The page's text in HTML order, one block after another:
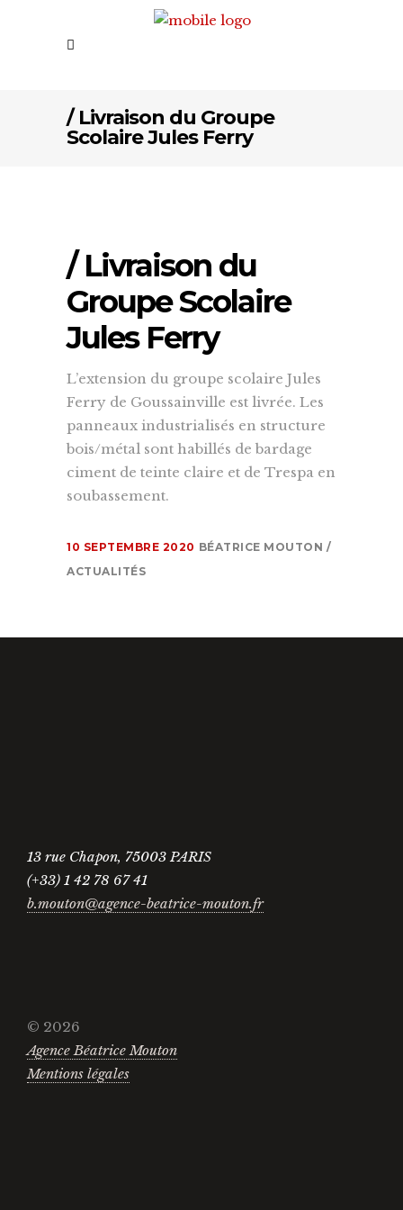
/ Livraison du Groupe
Scolaire Jules Ferry
/ Livraison du
Groupe Scolaire
Jules Ferry
L’extension du groupe scolaire Jules
Ferry de Goussainville est livrée. Les
panneaux industrialisés en structure
bois/métal sont habillés de bardage
ciment de teinte claire et de Trespa en
soubassement.
10 SEPTEMBRE 2020 BÉATRICE MOUTON
ACTUALITÉS
13 rue Chapon, 75003 PARIS
(+33) 1 42 78 67 41
b.mouton@agence-beatrice-mouton.fr
© 2026
Agence Béatrice Mouton
Mentions légales